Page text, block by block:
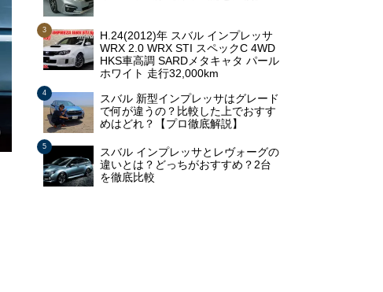
H.24(2012)年 スバル インプレッサ
WRX 2.0 WRX STI スペックC 4WD
HKS車高調 SARDメタキャタ パール
ホワイト 走行32,000km
スバル 新型インプレッサはグレード
で何が違うの？比較した上でおすす
めはどれ？【プロ徹底解説】
スバル インプレッサとレヴォーグの
違いとは？どっちがおすすめ？2台
を徹底比較